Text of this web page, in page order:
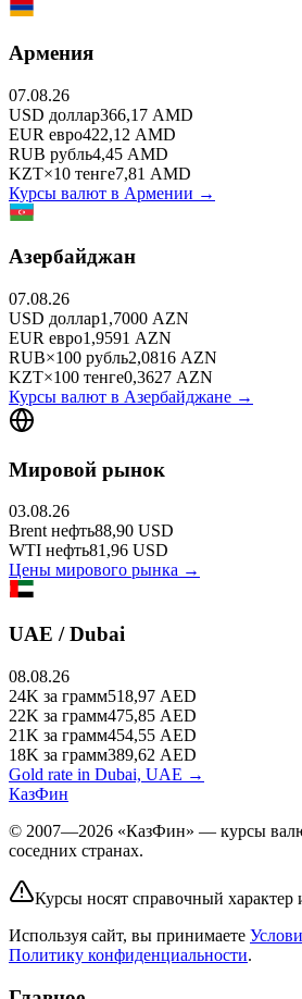
Армения
07.08.26
USD доллар366,17 AMD
EUR евро422,12 AMD
RUB рубль4,45 AMD
KZT×10 тенге7,81 AMD
Курсы валют в Армении →
Азербайджан
07.08.26
USD доллар1,7000 AZN
EUR евро1,9591 AZN
RUB×100 рубль2,0816 AZN
KZT×100 тенге0,3627 AZN
Курсы валют в Азербайджане →
Мировой рынок
03.08.26
Brent нефть88,90 USD
WTI нефть81,96 USD
Цены мирового рынка →
UAE / Dubai
08.08.26
24K за грамм518,97 AED
22K за грамм475,85 AED
21K за грамм454,55 AED
18K за грамм389,62 AED
Gold rate in Dubai, UAE →
КазФин
© 2007—2026 «КазФин» — курсы
соседних странах.
Курсы носят справочный характер
Используя сайт, вы принимаете
Политику конфиденциальности.